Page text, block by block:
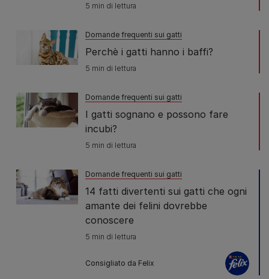
5 min di lettura
Domande frequenti sui gatti
Perchè i gatti hanno i baffi?
5 min di lettura
Domande frequenti sui gatti
I gatti sognano e possono fare
incubi?
5 min di lettura
Domande frequenti sui gatti
14 fatti divertenti sui gatti che ogni
amante dei felini dovrebbe
conoscere
5 min di lettura
Consigliato da Felix